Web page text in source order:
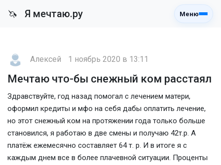
🦄 Я мечтаю.ру Меню
Алексей 1 ноябрь 2020 в 13:11
Мечтаю что-бы снежный ком расстаял
Здравствуйте, год назад помогал с лечением матери,
оформил кредиты и мфо на себя дабы оплатить лечение,
но этот снежный ком на протяжении года только больше
становился, я работаю в две смены и получаю 42т.р. А
платёж ежемесячно составляет 64 т. р. И в итоге я с
каждым днем все в более плачевной ситуации. Проценты